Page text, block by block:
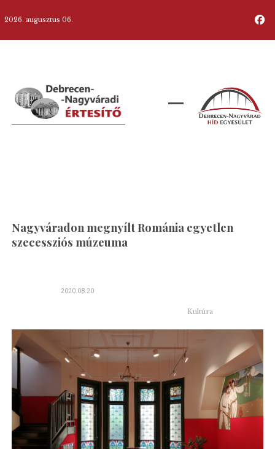
2026. augusztus 06.
Nagyváradon megnyílt Románia egyetlen
szecessziós múzeuma
2020.08.20
Kultúra